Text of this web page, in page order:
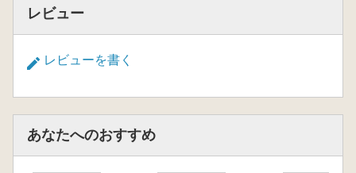
レビュー
レビューを書く
あなたへのおすすめ